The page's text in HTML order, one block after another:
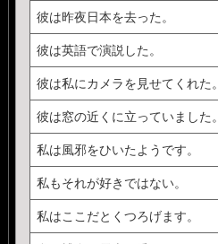
彼は昨夜日本を去った。
彼は英語で演説した。
彼は私にカメラを見せてくれた。
彼は窓の近くに立っていました。
私は風邪をひいたようです。
私もそれが好きではない。
私はここだとくつろげます。